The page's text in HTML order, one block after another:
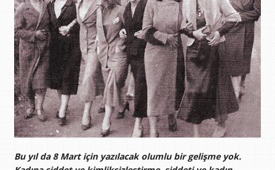
Bu yıl da 8 Mart için yazılacak olumlu bir gelişme yok.